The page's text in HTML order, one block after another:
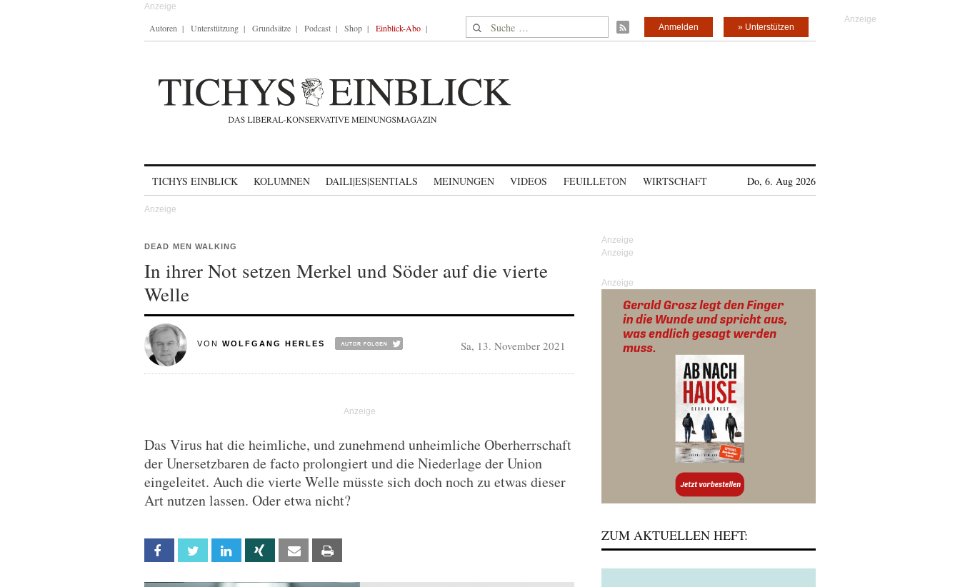
Autoren Unterstützung Grundsätze Podcast Shop Einblick-Abo Suche nach: » Unterstützen
Anmelden
TICHYS EINBLICK KOLUMNEN DAILI|ES|SENTIALS MEINUNGEN VIDEOS FEUILLETON WIRTSCHAFT Do, 6. Aug 2026
DEAD MEN WALKING
In ihrer Not setzen Merkel und Söder auf die vierte
Welle
VON WOLFGANG HERLES Sa, 13. November 2021
Das Virus hat die heimliche, und zunehmend unheimliche Oberherrschaft
der Unersetzbaren de facto prolongiert und die Niederlage der Union
eingeleitet. Auch die vierte Welle müsste sich doch noch zu etwas dieser
Art nutzen lassen. Oder etwa nicht?
Facebook Twitter Linkedin Xing Email
Anzeige
ZUM AKTUELLEN HEFT: